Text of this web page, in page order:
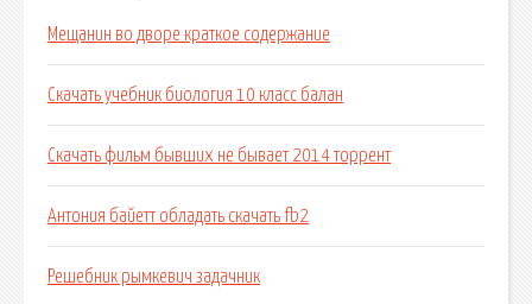
Мещанин во дворе краткое содержание
Скачать учебник биология 10 класс балан
Скачать фильм бывших не бывает 2014 торрент
Антония байетт обладать скачать fb2
Решебник рымкевич задачник